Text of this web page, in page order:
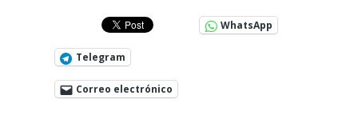
WhatsApp
Telegram
Correo electrónico